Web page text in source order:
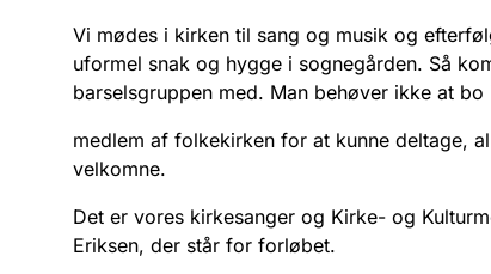
Vi mødes i kirken til sang og musik og
uformel snak og hygge i sognegården. Så
barselsgruppen med. Man behøver ikke at
medlem af folkekirken for at kunne deltage,
velkomne.
Det er vores kirkesanger og Kirke- og
Eriksen, der står for forløbet.